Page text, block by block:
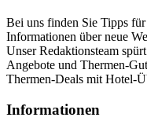
Bei uns finden Sie Tipps
Informationen über neue
Unser Redaktionsteam
Angebote und Thermen-
Thermen-Deals mit Hotel-
Informa­tionen